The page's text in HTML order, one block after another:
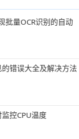
批量OCR识别的自动
错误大全及解决方法
控CPU温度